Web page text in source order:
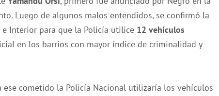
Luego de algunos malos entendidos, se confirmó la
e Interior para que la Policía utilice 12 vehículos
en los barrios con mayor índice de criminalidad y
cometido la Policía Nacional utilizaría los vehículos